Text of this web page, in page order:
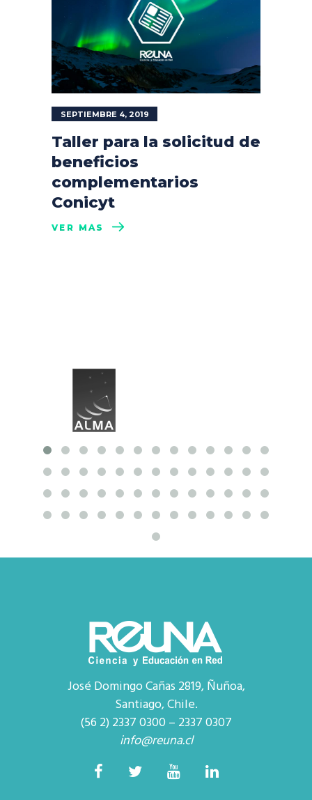
SEPTIEMBRE 4, 2019
Taller para la solicitud de
beneficios
complementarios
Conicyt
VER MÁS
José Domingo Cañas 2819, Ñuñoa,
Santiago, Chile.
(56 2) 2337 0300 – 2337 0307
info@reuna.cl